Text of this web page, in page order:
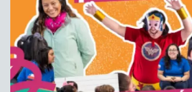
TVN PLAY
PROGRAMAS
TELESERIES